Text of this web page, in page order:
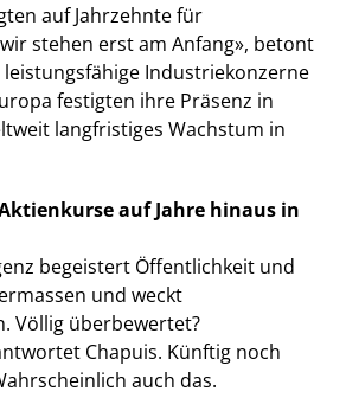
auf Jahrzehnte für
stehen erst am Anfang», betont
leistungsfähige Industriekonzerne
festigten ihre Präsenz in
langfristiges Wachstum in
auf Jahre hinaus in
begeistert Öffentlichkeit und
und weckt
Völlig überbewertet?
Chapuis. Künftig noch
auch das.